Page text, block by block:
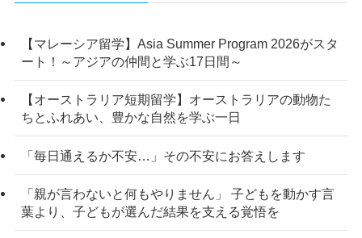
【マレーシア留学】Asia Summer Program 2026がスタ
ート！～アジアの仲間と学ぶ17日間～
【オーストラリア短期留学】オーストラリアの動物た
ちとふれあい、豊かな自然を学ぶ一日
「毎日通えるか不安…」その不安にお答えします
「親が言わないと何もやりません」 子どもを動かす言
葉より、子どもが選んだ結果を支える覚悟を